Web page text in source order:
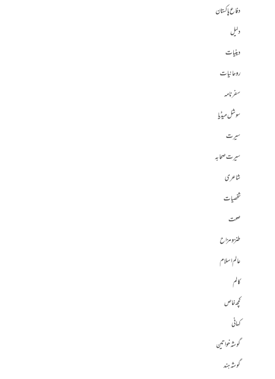
دفاع پاکستان
دلیل
دینیات
روحانیات
سفرنامہ
سوشل میڈیا
سیرت
سیرت صحابہ
شاعری
شخصیات
صحت
طنز و مزاح
عالم اسلام
کالم
کچھ خاص
کہانی
گوشہ خواتین
گوشہ ہند